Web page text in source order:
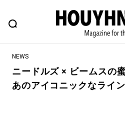
FEATURE BLOG
ヒップなファッション、カルチャー、
NEWS
ニードルズ × ビームスの
あのアイコニックなライ